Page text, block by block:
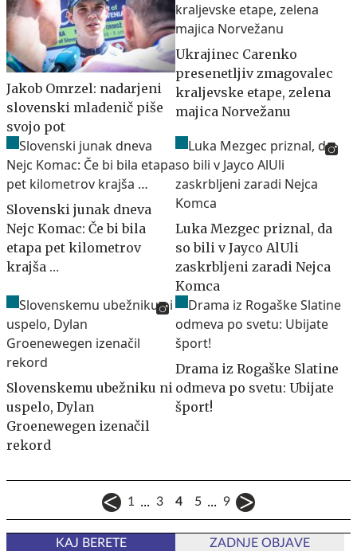
Jakob Omrzel: nadarjeni
slovenski mladenič piše
svojo pot
Ukrajinec Carenko
presenetljiv zmagovalec
kraljevske etape, zelena
majica Norvežanu
Slovenski junak dneva
Nejc Komac: Če bi bila
etapa pet kilometrov
krajša …
Luka Mezgec priznal, da
so bili v Jayco AlUli
zaskrbljeni zaradi Nejca
Komca
Slovenskemu ubežniku ni
uspelo, Dylan
Groenewegen izenačil
rekord
Drama iz Rogaške Slatine
odmeva po svetu: Ubijate
šport!
1 ... 3 4 5 ... 9
KAJ BERETE ZADNJE OBJAVE